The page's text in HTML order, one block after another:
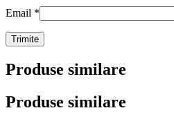
Email *
Produse similare
Produse similare